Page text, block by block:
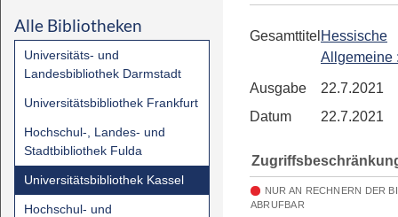
Alle Bibliotheken
Universitäts- und
Landesbibliothek Darmstadt
Universitätsbibliothek Frankfurt
Hochschul-, Landes- und
Stadtbibliothek Fulda
Universitätsbibliothek Kassel
Hochschul- und
Gesamttitel Hessische
Allgemeine
Ausgabe
22.7.2021
Datum
22.7.2021
NUR AN RECHNERN DER
ABRUFBAR